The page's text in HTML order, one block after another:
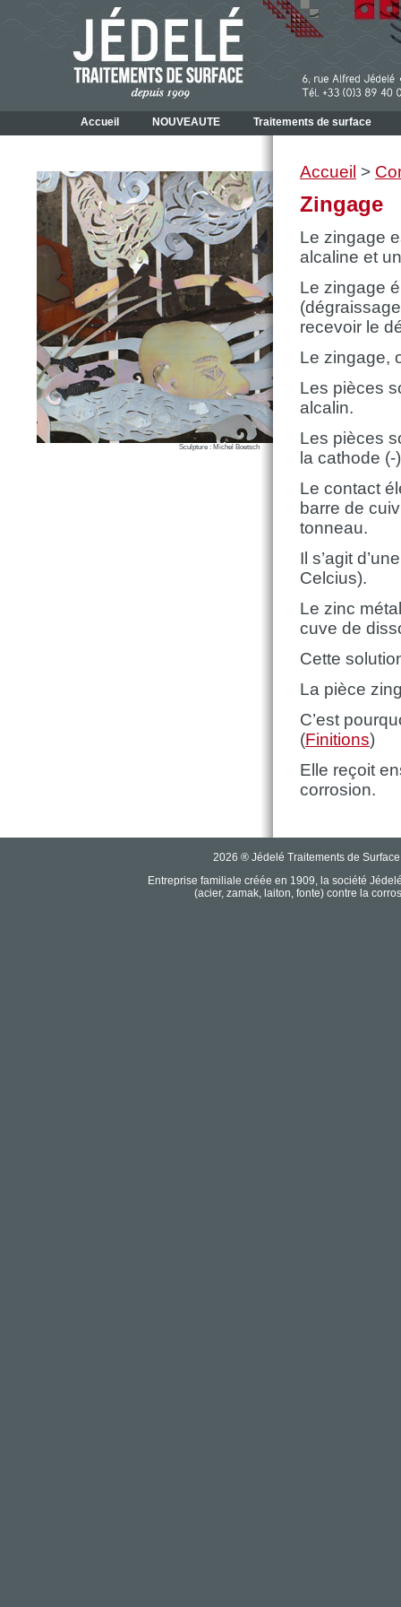
Accueil NOUVEAUTE Traitements de surface
Sculpture : Michel Boetsch
Accueil >
Zingage
Le zingage
alcaline et
Le zingage
recevoir le
Le zingage,
Les pièces
alcalin.
Les pièces
la cathode (-
Le contact
barre de
tonneau.
Il s’agit
Celcius).
Le zinc
cuve de
Cette
La pièce
C’est
(Finitions)
Elle reçoit
corrosion.
2026 ® Jédelé Traitements de
Entreprise familiale créée en 1909, la société
(acier, zamak, laiton, fonte) contre la